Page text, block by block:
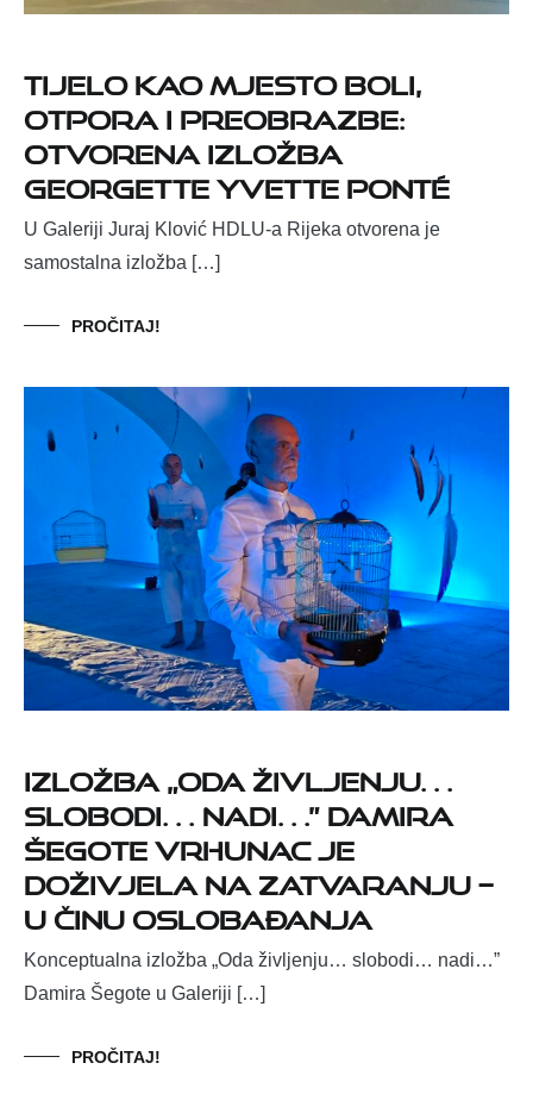
Tijelo kao mjesto boli,
otpora i preobrazbe:
otvorena izložba
Georgette Yvette Ponté
U Galeriji Juraj Klović HDLU-a Rijeka otvorena je
samostalna izložba […]
PROČITAJ!
Izložba „Oda življenju…
slobodi… nadi…” Damira
Šegote vrhunac je
doživjela na zatvaranju –
u činu oslobađanja
Konceptualna izložba „Oda življenju… slobodi… nadi…”
Damira Šegote u Galeriji […]
PROČITAJ!